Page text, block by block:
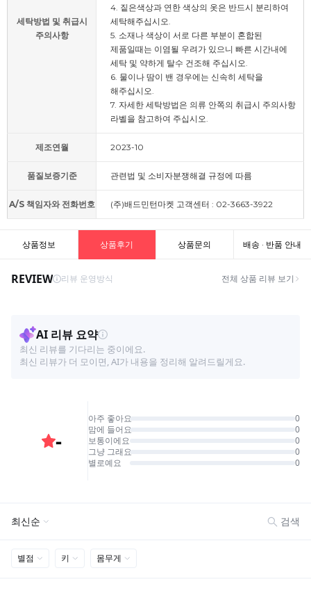
세탁방법 및 취급시
주의사항
4. 짙은색상과 연한 색상의 옷은 반드시 분리하여
세탁해주십시오.
5. 소재나 색상이 서로 다른 부분이 혼합된
제품일때는 이염될 우려가 있으니 빠른 시간내에
세탁 및 약하게 탈수 건조해 주십시오.
6. 물이나 땀이 밴 경우에는 신속히 세탁을
해주십시오.
7. 자세한 세탁방법은 의류 안쪽의 취급시 주의사항
라벨을 참고하여 주십시오.
제조연월 2023-10
품질보증기준 관련법 및 소비자분쟁해결 규정에 따름
A/S 책임자와 전화번호 (주)배드민턴마켓 고객센터 : 02-3663-3922
상품정보 상품후기 상품문의 배송 · 반품 안내